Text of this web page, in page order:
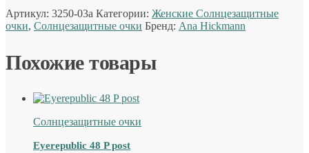
Артикул: 3250-03a Категории: Женские Солнцезащитные
очки, Солнцезащитные очки Бренд: Ana Hickmann
Похожие товары
Солнцезащитные очки
Eyerepublic 48 P post